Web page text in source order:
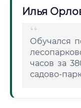
Илья
Обучался
часов за
садово-